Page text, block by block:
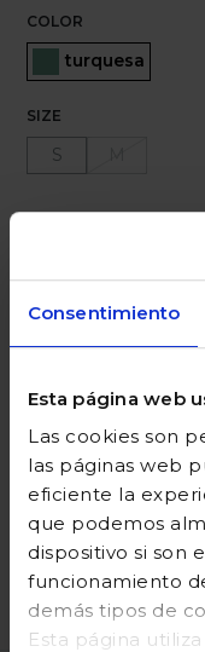
Consentimiento
Esta página web
Las cookies son
las páginas web
eficiente la
que podemos
dispositivo si son
funcionamiento
demás tipos de
Esta página
COLOR
turquesa
Seleccionado
SIZE
S
Ayuda sobre tallas
DESCRIPCIÓN
COMPOSICIÓN
GUÍA DE TALLAS
DEVOLUCIONES